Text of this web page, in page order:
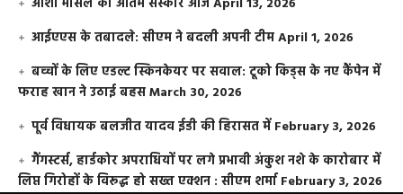
आशा भोसले का अंतिम संस्कार आजApril 13, 2026
आईएएस के तबादले: सीएम ने बदली अपनी टीमApril 1, 2026
बच्चों के लिए एडल्ट स्किनकेयर पर सवाल: टूको किड्स के नए कैंपेन में
फराह खान ने उठाई बहसMarch 30, 2026
पूर्व विधायक बलजीत यादव ईडी की हिरासत में February 3, 2026
गैंगस्टर्स, हार्डकोर अपराधियों पर लगे प्रभावी अंकुश नशे के कारोबार में
लिप्त गिरोहों के विरूद्ध हो सख्त एक्शन : सीएम शर्मा February 3, 2026